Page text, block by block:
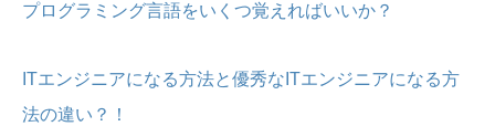
プログラミング言語をいくつ覚えればいいか？
ITエンジニアになる方法と優秀なITエンジニアになる方
法の違い？！